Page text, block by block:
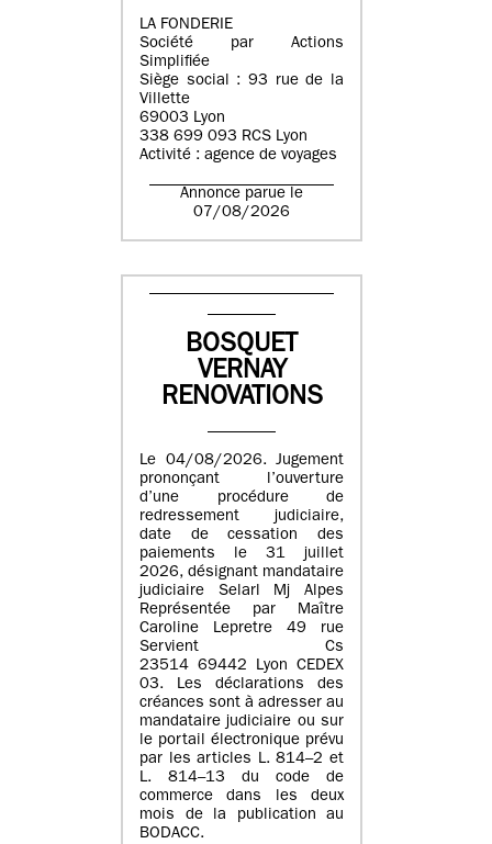
LA FONDERIE
Société par Actions
Simplifiée
Siège social : 93 rue de la
Villette
69003 Lyon
338 699 093 RCS Lyon
Activité : agence de voyages
Annonce parue le
07/08/2026
BOSQUET
VERNAY
RENOVATIONS
Le 04/08/2026. Jugement
prononçant l’ouverture
d’une procédure de
redressement judiciaire,
date de cessation des
paiements le 31 juillet
2026, désignant mandataire
judiciaire Selarl Mj Alpes
Représentée par Maître
Caroline Lepretre 49 rue
Servient Cs
23514 69442 Lyon CEDEX
03. Les déclarations des
créances sont à adresser au
mandataire judiciaire ou sur
le portail électronique prévu
par les articles L. 814–2 et
L. 814–13 du code de
commerce dans les deux
mois de la publication au
BODACC.